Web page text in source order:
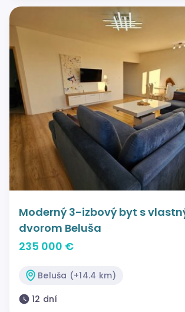
Moderný 3-izbový byt s
dvorom Beluša
235 000 €
Beluša (+14.4 km)
12 dní